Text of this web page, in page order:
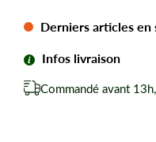
Hauteur courroie :
Forme de courroie :
Marque :Continental
Derniers articles en
Infos livraison
Commandé avant